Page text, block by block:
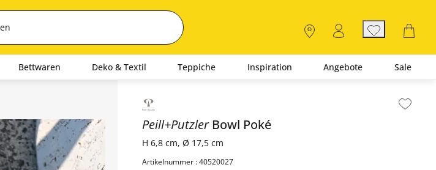
Bettwaren Deko & Textil Teppiche Inspiration Angebote Sale
Inhalt der Seitenleiste überspringen - Zum Seitenende
Peill+Putzler Bowl Poké
H 6,8 cm, Ø 17,5 cm
Artikelnummer : 40520027